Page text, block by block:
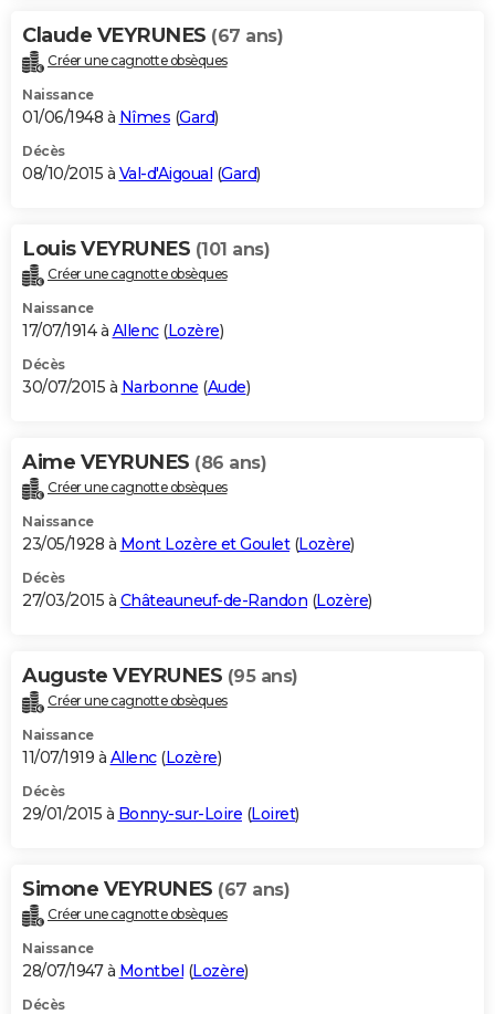
Claude VEYRUNES (67 ans)
Créer une cagnotte obsèques
Naissance
01/06/1948 à Nîmes (Gard)
Décès
08/10/2015 à Val-d'Aigoual (Gard)
Louis VEYRUNES (101 ans)
Créer une cagnotte obsèques
Naissance
17/07/1914 à Allenc(Lozère)
Décès
30/07/2015 à Narbonne (Aude)
Aime VEYRUNES (86 ans)
Créer une cagnotte obsèques
Naissance
23/05/1928 à Mont Lozère et Goulet(Lozère)
Décès
27/03/2015 à Châteauneuf-de-Randon (Lozère)
Auguste VEYRUNES (95 ans)
Créer une cagnotte obsèques
Naissance
11/07/1919 à Allenc(Lozère)
Décès
29/01/2015 à Bonny-sur-Loire (Loiret)
Simone VEYRUNES (67 ans)
Créer une cagnotte obsèques
Naissance
28/07/1947 à Montbel (Lozère)
Décès